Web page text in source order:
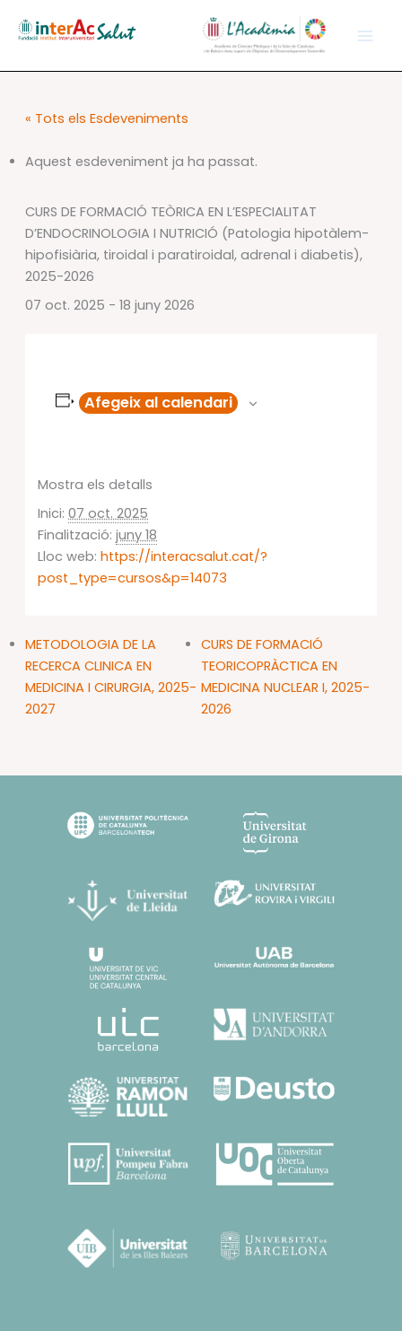
« Tots els Esdeveniments
Aquest esdeveniment ja ha passat.
CURS DE FORMACIÓ TEÒRICA EN L’ESPECIALITAT
D’ENDOCRINOLOGIA I NUTRICIÓ (Patologia hipotàlem-
hipofisiària, tiroidal i paratiroidal, adrenal i diabetis),
2025-2026
07 oct. 2025 - 18 juny 2026
Afegeix al calendari
Mostra els detalls
Inici: 07 oct. 2025
Finalització: juny 18
Lloc web: https://interacsalut.cat/?
post_type=cursos&p=14073
METODOLOGIA DE LA
RECERCA CLINICA EN
MEDICINA I CIRURGIA, 2025-
2027
CURS DE FORMACIÓ
TEORICOPRÀCTICA EN
MEDICINA NUCLEAR I, 2025-
2026